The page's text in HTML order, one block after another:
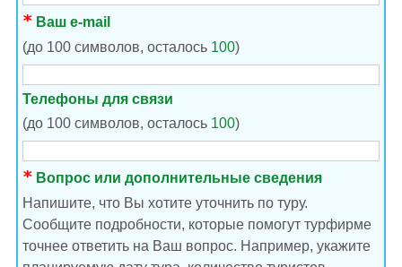
Ваш e-mail
(до 100 символов, осталось 100)
Телефоны для связи
(до 100 символов, осталось 100)
Вопрос или дополнительные сведения
Напишите, что Вы хотите уточнить по туру.
Сообщите подробности, которые помогут турфирме
точнее ответить на Ваш вопрос. Например, укажите